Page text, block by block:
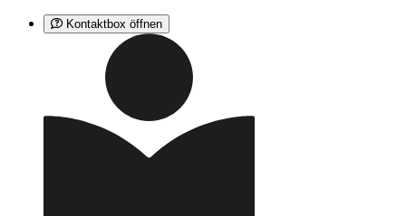
Kontaktbox öffnen